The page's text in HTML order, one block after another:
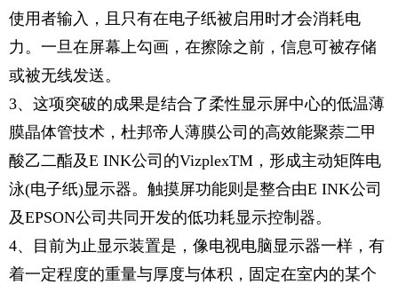
使用者输入，且只有在电子纸被启用时才会消耗电
力。一旦在屏幕上勾画，在擦除之前，信息可被存储
或被无线发送。
3、这项突破的成果是结合了柔性显示屏中心的低温薄
膜晶体管技术，杜邦帝人薄膜公司的高效能聚萘二甲
酸乙二酯及E INK公司的VizplexTM，形成主动矩阵电
泳(电子纸)显示器。触摸屏功能则是整合由E INK公司
及EPSON公司共同开发的低功耗显示控制器。
4、目前为止显示装置是，像电视电脑显示器一样，有
着一定程度的重量与厚度与体积，固定在室内的某个